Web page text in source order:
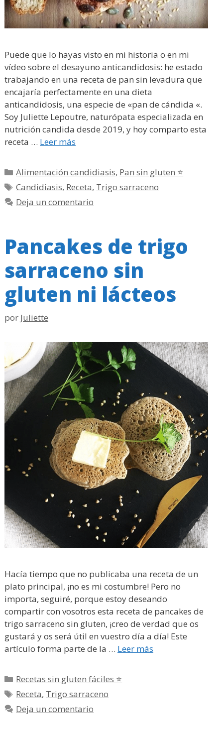
Puede que lo hayas visto en mi historia o en mi
vídeo sobre el desayuno anticandidosis: he estado
trabajando en una receta de pan sin levadura que
encajaría perfectamente en una dieta
anticandidosis, una especie de «pan de cándida «.
Soy Juliette Lepoutre, naturópata especializada en
nutrición candida desde 2019, y hoy comparto esta
receta … Leer más
Categorías
Alimentación candidiasis, Pan sin gluten ⭐
Etiquetas
Candidiasis, Receta, Trigo sarraceno
Deja un comentario
Pancakes de trigo
sarraceno sin
gluten ni lácteos
por Juliette
Hacía tiempo que no publicaba una receta de un
plato principal, ¡no es mi costumbre! Pero no
importa, seguiré, porque estoy deseando
compartir con vosotros esta receta de pancakes de
trigo sarraceno sin gluten, ¡creo de verdad que os
gustará y os será útil en vuestro día a día! Este
artículo forma parte de la … Leer más
Categorías
Recetas sin gluten fáciles ⭐
Etiquetas
Receta, Trigo sarraceno
Deja un comentario